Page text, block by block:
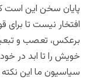
پایان سخن این است
افتخار نیست تا برای
برعکس، تعصب و
خویش را تا ابد در
سیاسیون ما این